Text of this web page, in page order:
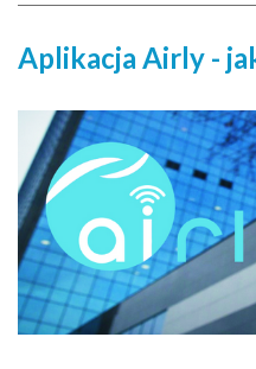
Aplikacja Airly -